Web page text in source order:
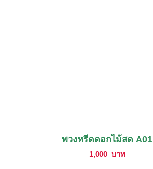
พวงหรีดดอกไม้สด A01
1,000 บาท